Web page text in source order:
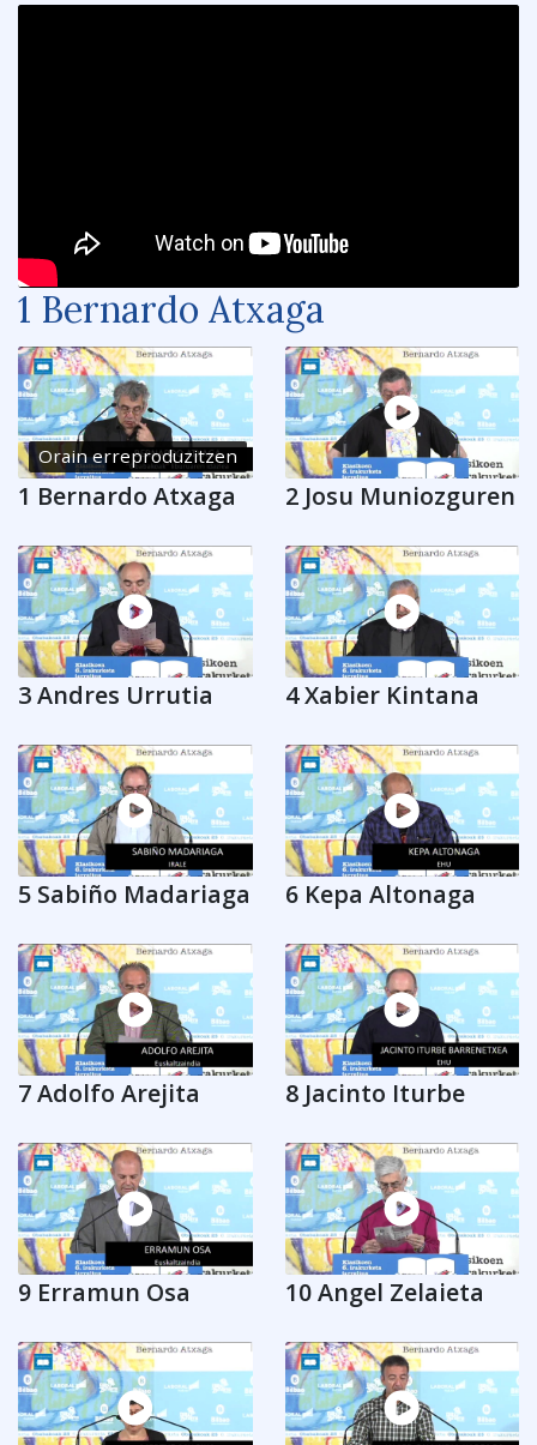
1 Bernardo Atxaga
Orain erreproduzitzen
1 Bernardo Atxaga 2 Josu Muniozguren
3 Andres Urrutia 4 Xabier Kintana
5 Sabiño Madariaga 6 Kepa Altonaga
7 Adolfo Arejita 8 Jacinto Iturbe
9 Erramun Osa 10 Angel Zelaieta